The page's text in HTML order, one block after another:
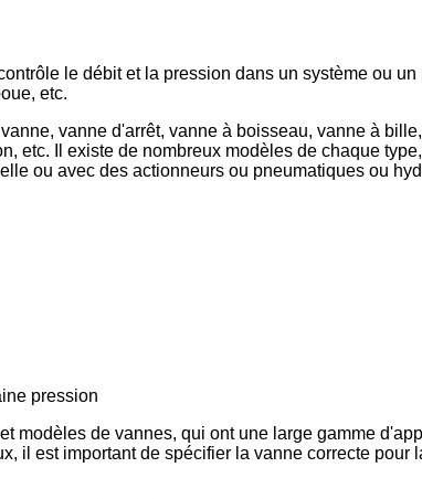
le débit et la pression dans un système ou
etc.
vanne d'arrêt, vanne à boisseau, vanne à
etc. Il existe de nombreux modèles de chaque
ou avec des actionneurs ou pneumatiques ou
pression
modèles de vannes, qui ont une large gamme
il est important de spécifier la vanne correcte